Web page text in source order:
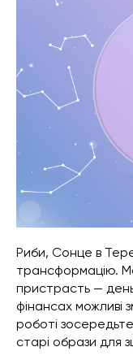
Риби, Сонце в
трансформацію.
пристрасть —
фінансах можливі
роботі
старі образи для